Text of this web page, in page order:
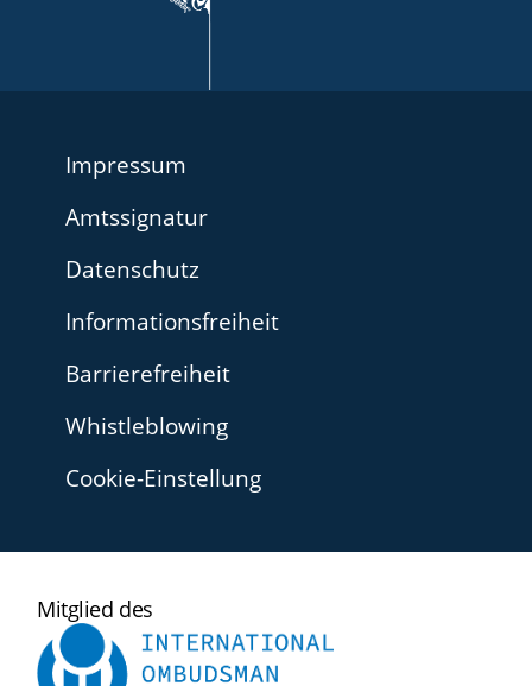
Impressum
Amtssignatur
Datenschutz
Informationsfreiheit
Barrierefreiheit
Whistleblowing
Cookie-Einstellung
Mitglied des
International
Ombudsman
Institute